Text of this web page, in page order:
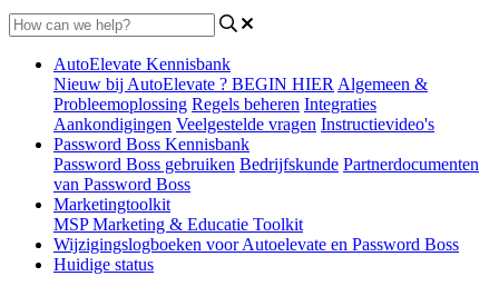
AutoElevate Kennisbank
Nieuw bij AutoElevate ? BEGIN HIER Algemeen &
Probleemoplossing Regels beheren Integraties
Aankondigingen Veelgestelde vragen Instructievideo's
Password Boss Kennisbank
Password Boss gebruiken Bedrijfskunde Partnerdocumenten
van Password Boss
Marketingtoolkit
MSP Marketing & Educatie Toolkit
Wijzigingslogboeken voor Autoelevate en Password Boss
Huidige status